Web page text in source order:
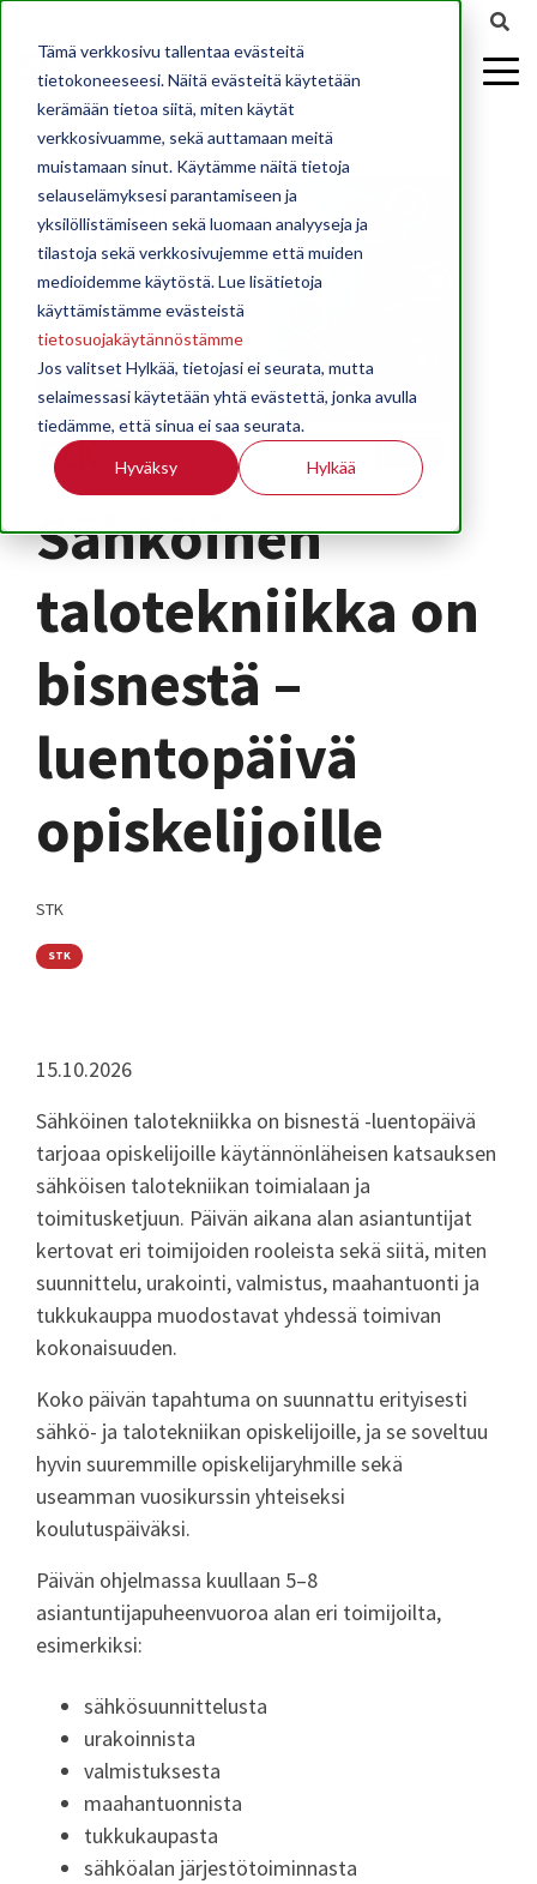
Tämä verkkosivu tallentaa evästeitä
tietokoneeseesi. Näitä evästeitä käytetään
kerämään tietoa siitä, miten käytät
verkkosivuamme, sekä auttamaan meitä
muistamaan sinut. Käytämme näitä tietoja
selauselämyksesi parantamiseen ja
yksilöllistämiseen sekä luomaan analyyseja ja
tilastoja sekä verkkosivujemme että muiden
medioidemme käytöstä. Lue lisätietoja
käyttämistämme evästeistä
tietosuojakäytännöstämme
Jos valitset Hylkää, tietojasi ei seurata, mutta
selaimessasi käytetään yhtä evästettä, jonka avulla
tiedämme, että sinua ei saa seurata.
Hyväksy Hylkää
2026-10-15 00:00:00
Sähköinen
talotekniikka on
bisnestä –
luentopäivä
opiskelijoille
STK
STK
15.10.2026
Sähköinen talotekniikka on bisnestä -luentopäivä
tarjoaa opiskelijoille käytännönläheisen katsauksen
sähköisen talotekniikan toimialaan ja
toimitusketjuun. Päivän aikana alan asiantuntijat
kertovat eri toimijoiden rooleista sekä siitä, miten
suunnittelu, urakointi, valmistus, maahantuonti ja
tukkukauppa muodostavat yhdessä toimivan
kokonaisuuden.
Koko päivän tapahtuma on suunnattu erityisesti
sähkö- ja talotekniikan opiskelijoille, ja se soveltuu
hyvin suuremmille opiskelijaryhmille sekä
useamman vuosikurssin yhteiseksi
koulutuspäiväksi.
Päivän ohjelmassa kuullaan 5–8
asiantuntijapuheenvuoroa alan eri toimijoilta,
esimerkiksi:
sähkösuunnittelusta
urakoinnista
valmistuksesta
maahantuonnista
tukkukaupasta
sähköalan järjestötoiminnasta